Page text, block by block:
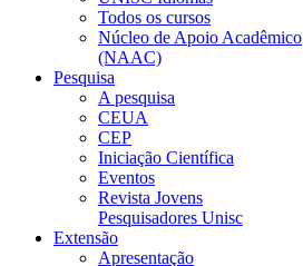
Todos os cursos
Núcleo de Apoio Acadêmico
(NAAC)
Pesquisa
A pesquisa
CEUA
CEP
Iniciação Científica
Eventos
Revista Jovens
Pesquisadores Unisc
Extensão
Apresentação